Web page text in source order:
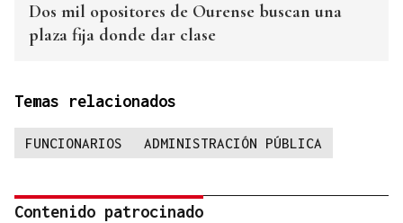
Dos mil opositores de Ourense buscan una
plaza fija donde dar clase
Temas relacionados
FUNCIONARIOS ADMINISTRACIÓN PÚBLICA
Contenido patrocinado